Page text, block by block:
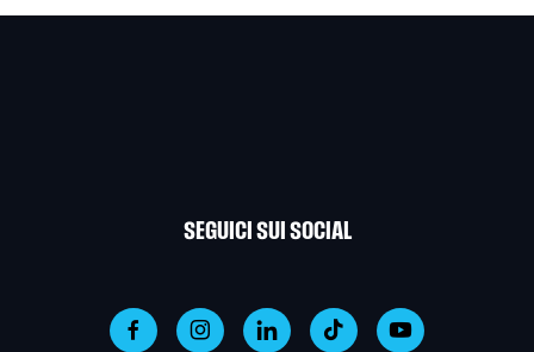
SEGUICI SUI SOCIAL